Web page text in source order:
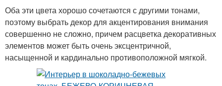
Оба эти цвета хорошо сочетаются с другими тонами,
поэтому выбрать декор для акцентирования внимания
совершенно не сложно, причем расцветка декоративных
элементов может быть очень эксцентричной,
насыщенной и кардинально противоположной мягкой.